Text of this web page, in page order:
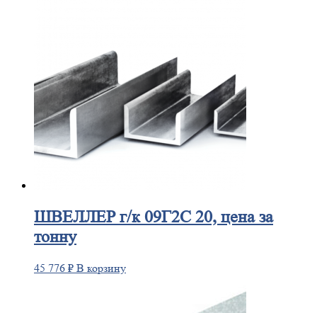
ШВЕЛЛЕРг/к 09Г2С 20, цена за
тонну
45 776 ₽ В корзину